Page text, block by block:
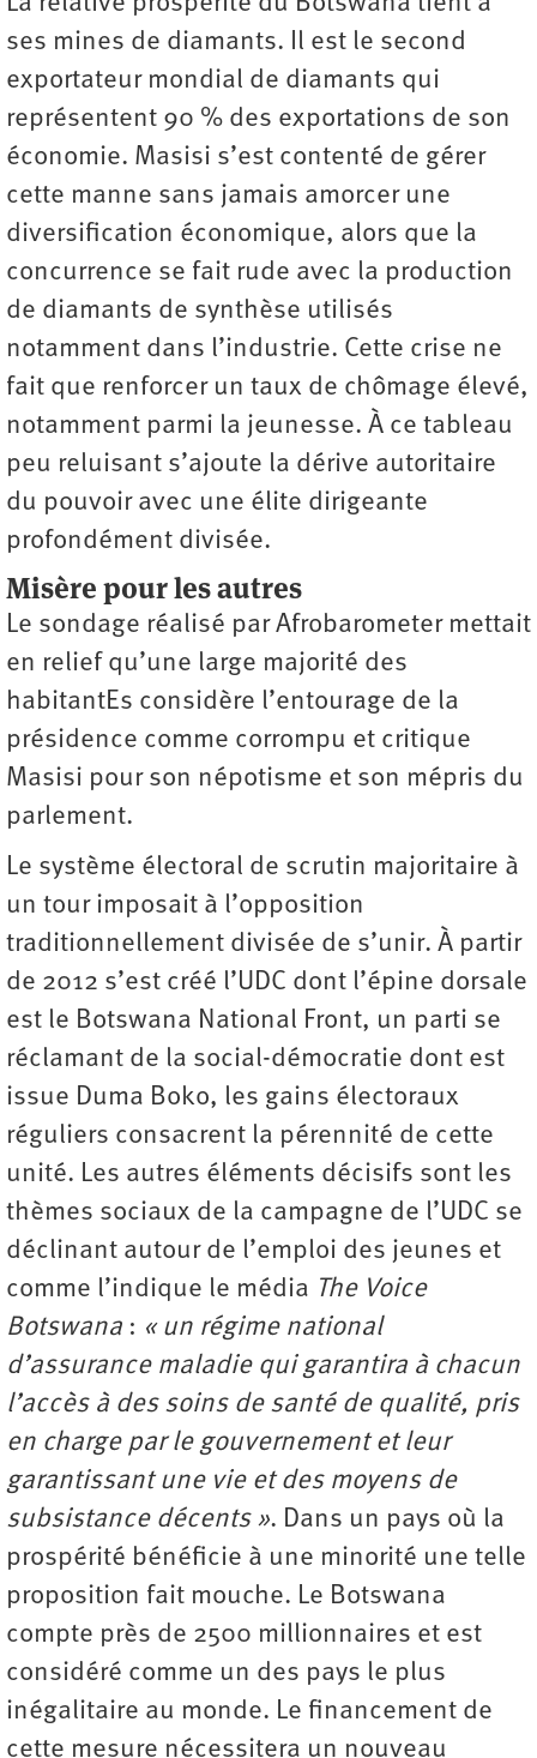
ses mines de diamants. Il est le second
exportateur mondial de diamants qui
représentent 90 % des exportations de son
économie. Masisi s’est contenté de gérer
cette manne sans jamais amorcer une
diversification économique, alors que la
concurrence se fait rude avec la production
de diamants de synthèse utilisés
notamment dans l’industrie. Cette crise ne
fait que renforcer un taux de chômage élevé,
notamment parmi la jeunesse. À ce tableau
peu reluisant s’ajoute la dérive autoritaire
du pouvoir avec une élite dirigeante
profondément divisée.
Misère pour les autres
Le sondage réalisé par Afrobarometer mettait
en relief qu’une large majorité des
habitantEs considère l’entourage de la
présidence comme corrompu et critique
Masisi pour son népotisme et son mépris du
parlement.
Le système électoral de scrutin majoritaire à
un tour imposait à l’opposition
traditionnellement divisée de s’unir. À partir
de 2012 s’est créé l’UDC dont l’épine dorsale
est le Botswana National Front, un parti se
réclamant de la social-démocratie dont est
issue Duma Boko, les gains électoraux
réguliers consacrent la pérennité de cette
unité. Les autres éléments décisifs sont les
thèmes sociaux de la campagne de l’UDC se
déclinant autour de l’emploi des jeunes et
comme l’indique le média The Voice
Botswana : « un régime national
d’assurance maladie qui garantira à chacun
l’accès à des soins de santé de qualité, pris
en charge par le gouvernement et leur
garantissant une vie et des moyens de
subsistance décents ». Dans un pays où la
prospérité bénéficie à une minorité une telle
proposition fait mouche. Le Botswana
compte près de 2500 millionnaires et est
considéré comme un des pays le plus
inégalitaire au monde. Le financement de
cette mesure nécessitera un nouveau